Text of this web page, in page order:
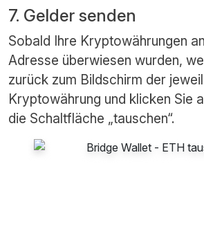
7. Gelder senden
Sobald Ihre Kryptowährungen
Adresse überwiesen wurden,
zurück zum Bildschirm der
Kryptowährung und klicken Sie
die Schaltfläche „tauschen“.